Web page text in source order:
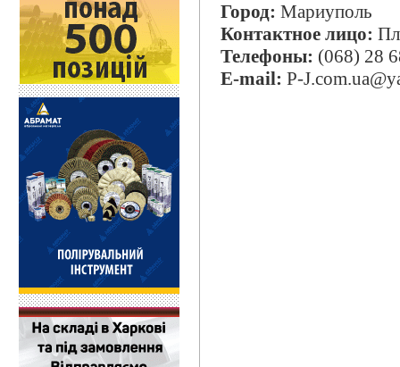
Город: Мариуполь
Контактное лицо:
Телефоны: (068) 28
E-mail: P-